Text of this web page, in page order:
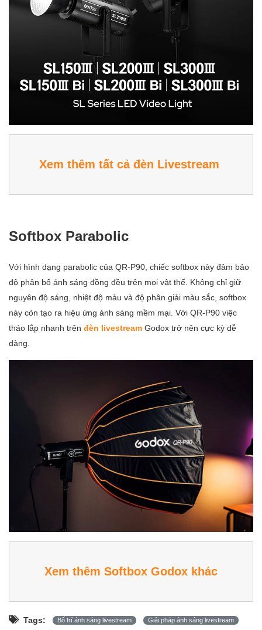
Xem thêm tất cả đèn Livestream
Softbox Parabolic
Với hình dạng parabolic của QR-P90, chiếc softbox này đảm bảo
độ phân bố ánh sáng đồng đều trên mọi vật thể. Không chỉ giữ
nguyên độ sáng, nhiệt độ màu và độ phân giải màu sắc, softbox
này còn tạo ra hiệu ứng ánh sáng mềm mại. Với QR-P90 việc
tháo lắp nhanh trên đèn livestream Godox trở nên cực kỳ dễ
dàng.
Xem thêm Softbox Godox khác
Tags: Bố trí ánh sáng livestream Giải pháp ánh sáng livestream